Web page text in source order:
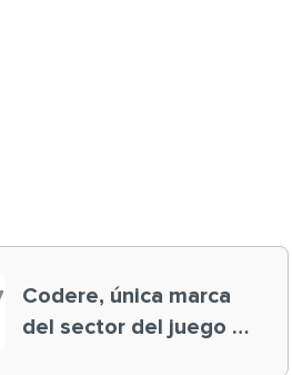
Codere, única marca
del sector del juego en